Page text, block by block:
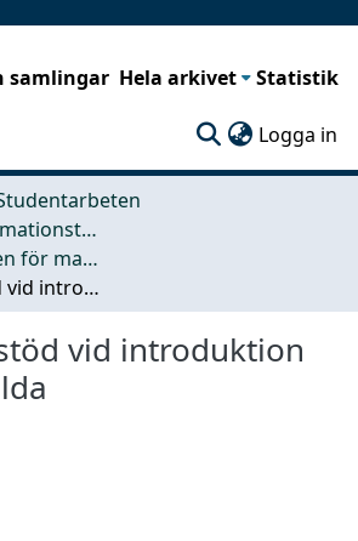
samlingar Hela arkivet Statistik
Logga in
Data- och informationsteknik (CSE)
Examensarbeten för masterexamen
Interaktivt stöd vid introduktion av nyanställda
vid introduktion